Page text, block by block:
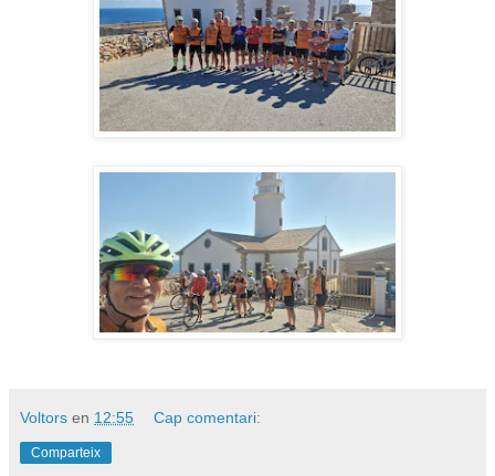
Voltors en 12:55 Cap comentari:
Comparteix